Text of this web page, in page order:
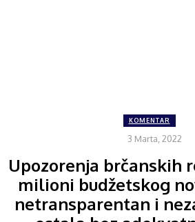
KOMENTAR
3 Marta, 2022
Upozorenja brčanskih
milioni budžetskog
netransparentan i